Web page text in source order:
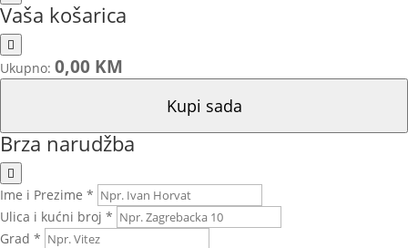
Vaša košarica
Ukupno: 0,00 KM
Kupi sada
Brza narudžba
Ime i Prezime *
Ulica i kućni broj *
Grad *